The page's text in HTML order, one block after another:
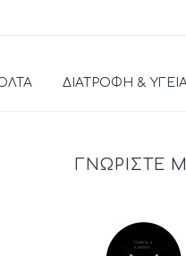
ΔΙΑΤΡΟΦΗ &
ΓΝΩΡΙΣΤΕ